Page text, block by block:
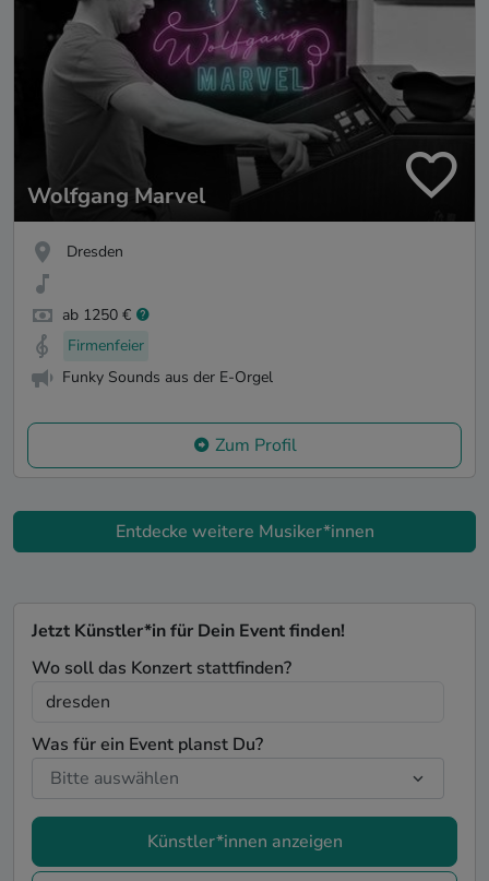
Wolfgang Marvel
Dresden
ab 1250 €
Firmenfeier
Funky Sounds aus der E-Orgel
Zum Profil
Entdecke weitere Musiker*innen
Jetzt Künstler*in für Dein Event finden!
Wo soll das Konzert stattfinden?
Was für ein Event planst Du?
Künstler*innen anzeigen